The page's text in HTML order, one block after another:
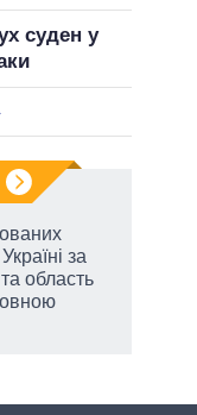
суден у
за
та область